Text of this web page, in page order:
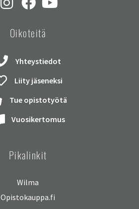
Oikoteitä
Yhteystiedot
Liity jäseneksi
Tue opistotyötä
Vuosikertomus
Pikalinkit
Wilma
Opistokauppa.fi